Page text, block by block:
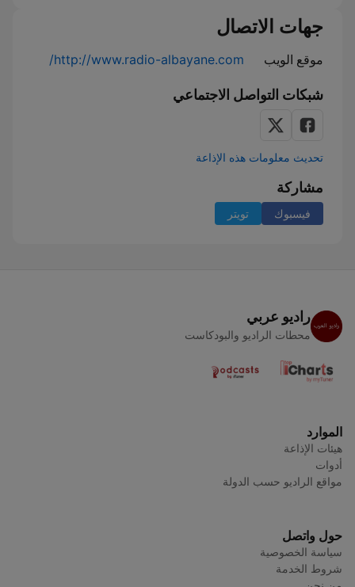
جهات الاتصال
موقع الويب http://www.radio-albayane.com/
شبكات التواصل الاجتماعي
تحديث معلومات هذه الإذاعة
مشاركة
فيسبوك تويتر
راديو عربي
محطات الراديو والبودكاست
الموارد
هيئات الإذاعة
أدوات
مواقع الراديو حسب الدولة
حول واتصل
سياسة الخصوصية
شروط الخدمة